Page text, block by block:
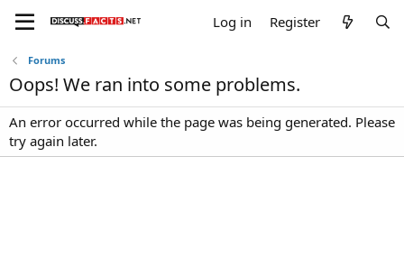
Log in Register
Forums
Oops! We ran into some problems.
An error occurred while the page was being generated. Please
try again later.